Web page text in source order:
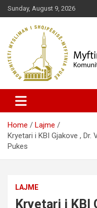
Skip
to
content
Sunday, August 9, 2026
Myftinia
Home
Lajme
Kryetari i KBI Gjakove ,
Pukes
LAJME
Kryetari i KBI